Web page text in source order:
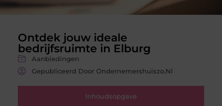
Ontdek jouw ideale
bedrijfsruimte in Elburg
Aanbiedingen
Gepubliceerd Door Ondernemershuiszo.nl
Inhoudsopgave